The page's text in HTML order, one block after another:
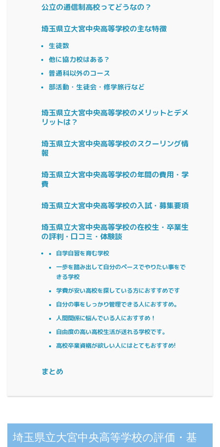
公立の通信制高校ってどうなの？
埼玉県立大宮中央高等学校の主な特徴
生徒数
他に協力校はある？
普通科以外のコース
部活動・生徒会・修学旅行など
埼玉県立大宮中央高等学校のメリットとデメ
リットは？
埼玉県立大宮中央高等学校のスクーリング情
報
埼玉県立大宮中央高等学校の年間の費用・学
費
埼玉県立大宮中央高等学校の入試・募集要項
埼玉県立大宮中央高等学校の在校生・卒業生
の評判・口コミ・体験談
自学自習を育む学校
一歩を踏み出して自分のペースでやりたい事をで
きる学校
学費が安い高校を探している方におすすめです
自分の事をしっかり管理できる人におすすめ。
人間関係に悩んでいる人におすすめ！
自由度の高い高校生活が送れる学校です。
高校卒業資格が欲しい人にはとてもおすすめ!
まとめ
埼玉県立大宮中央高等学校の評価・基